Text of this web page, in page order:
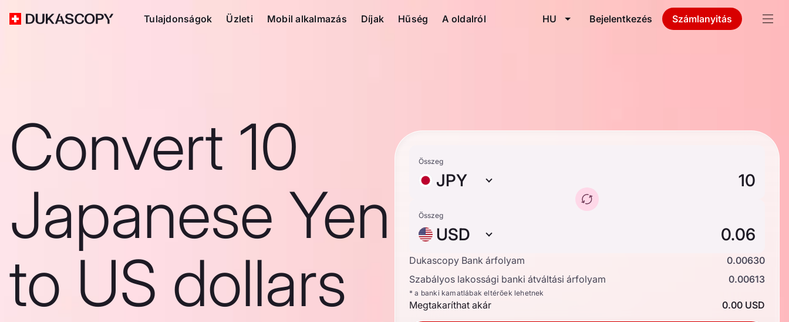
Tulajdonságok Üzleti Mobil alkalmazás Díjak Hűség A oldalról HU Bejelentkezés Számlanyitás
Convert 10
Japanese Yen
to US dollars
Összeg
JPY
Összeg
USD
Dukascopy Bank árfolyam
0.00630
Szabályos lakossági banki átváltási árfolyam
0.00613
* a banki kamatlábak eltérőek lehetnek
Megtakaríthat akár 0.00 USD